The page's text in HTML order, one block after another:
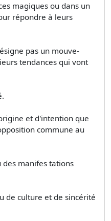
magiques ou dans un
répondre à leurs
pas un mouve­
tendances qui vont
et d'intention que
commune au
manifes­ tations
de culture et de sincérité